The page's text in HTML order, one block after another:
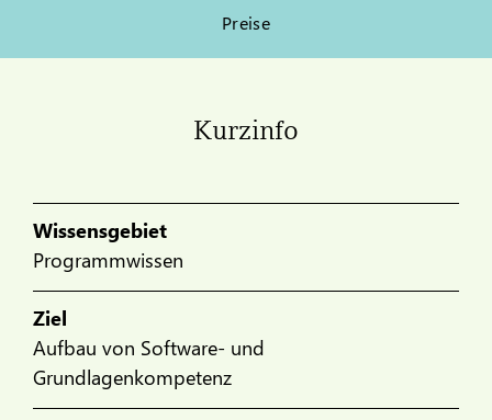
Preise
Kurzinfo
Wissensgebiet
Programmwissen
Ziel
Aufbau von Software- und
Grundlagenkompetenz